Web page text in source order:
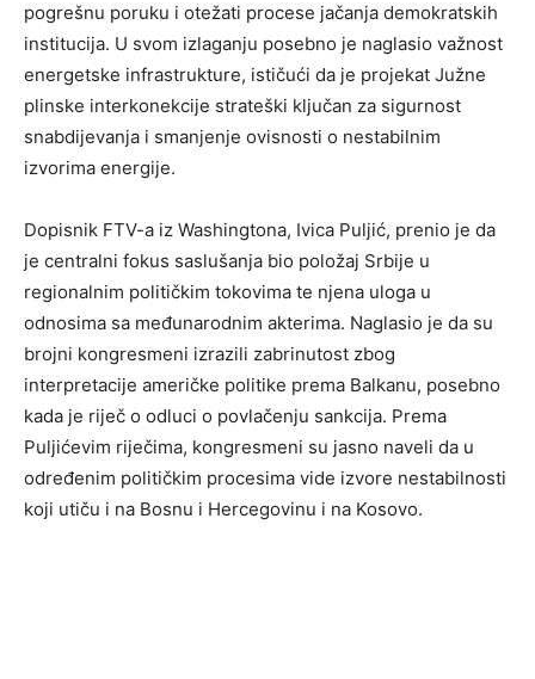
pogrešnu poruku i otežati procese jačanja demokratskih
institucija. U svom izlaganju posebno je naglasio važnost
energetske infrastrukture, ističući da je projekat Južne
plinske interkonekcije strateški ključan za sigurnost
snabdijevanja i smanjenje ovisnosti o nestabilnim
izvorima energije.
Dopisnik FTV-a iz Washingtona, Ivica Puljić, prenio je da
je centralni fokus saslušanja bio položaj Srbije u
regionalnim političkim tokovima te njena uloga u
odnosima sa međunarodnim akterima. Naglasio je da su
brojni kongresmeni izrazili zabrinutost zbog
interpretacije američke politike prema Balkanu, posebno
kada je riječ o odluci o povlačenju sankcija. Prema
Puljićevim riječima, kongresmeni su jasno naveli da u
određenim političkim procesima vide izvore nestabilnosti
koji utiču i na Bosnu i Hercegovinu i na Kosovo.